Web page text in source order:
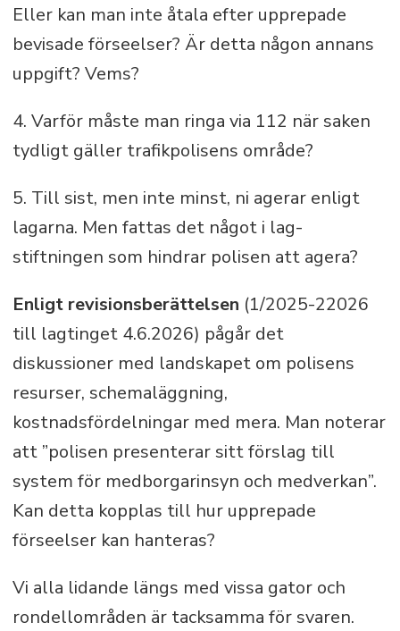
Eller kan man inte åtala efter upprepade
bevisade förseelser? Är detta någon annans
uppgift? Vems?
4. Varför måste man ringa via 112 när saken
tydligt gäller trafikpolisens område?
5. Till sist, men inte minst, ni agerar enligt
lagarna. Men fattas det något i lag-
stiftningen som hindrar polisen att agera?
Enligt revisionsberättelsen (1/2025-22026
till lagtinget 4.6.2026) pågår det
diskussioner med landskapet om polisens
resurser, schemaläggning,
kostnadsfördelningar med mera. Man noterar
att ”polisen presenterar sitt förslag till
system för medborgarinsyn och medverkan”.
Kan detta kopplas till hur upprepade
förseelser kan hanteras?
Vi alla lidande längs med vissa gator och
rondellområden är tacksamma för svaren.